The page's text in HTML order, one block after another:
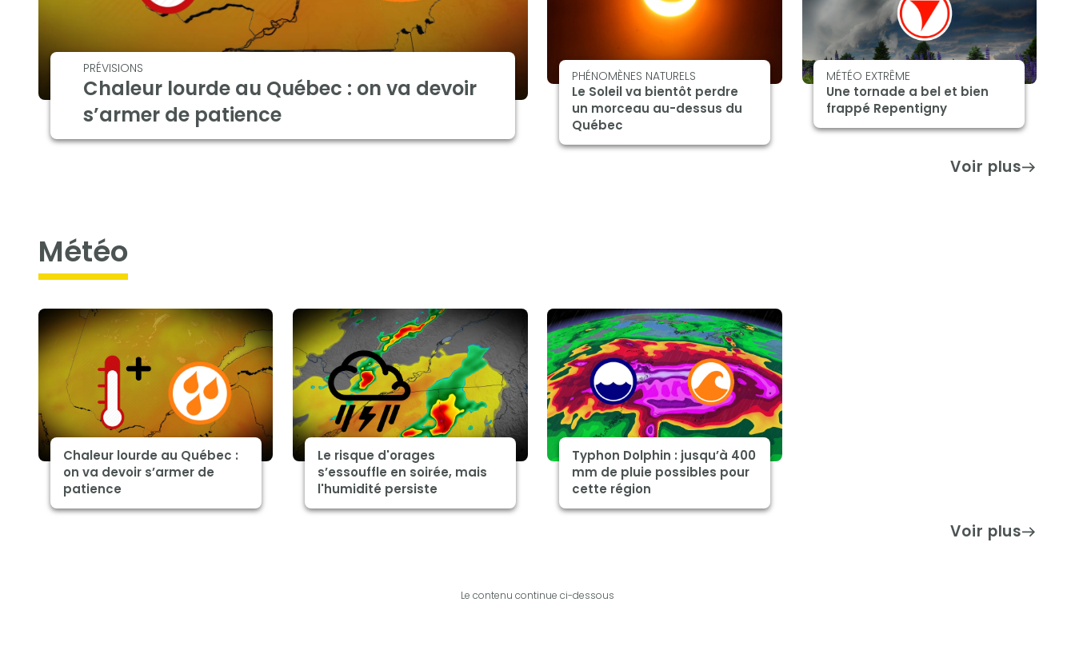
PRÉVISIONS
Chaleur lourde au Québec : on va devoir
s’armer de patience
PHÉNOMÈNES NATURELS
Le Soleil va bientôt perdre
un morceau au-dessus du
Québec
MÉTÉO EXTRÊME
Une tornade a bel et bien
frappé Repentigny
Voir plus
météo
Chaleur lourde au Québec :
on va devoir s’armer de
patience
Le risque d'orages
s’essouffle en soirée, mais
l'humidité persiste
Typhon Dolphin : jusqu’à 400
mm de pluie possibles pour
cette région
Voir plus
Le contenu continue ci-dessous